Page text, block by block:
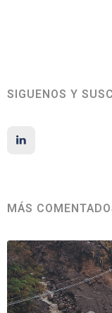
SIGUENOS Y
MÁS